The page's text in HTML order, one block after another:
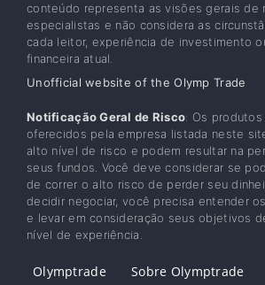
conteúdo representa as visões gerais de
especialistas e não considera as
cada leitor, experiência de investimento
financeira atual.
Unofficial website of the Olymp Trade
Notificação Geral de Risco: Os
oferecidos pela empresa listada neste
alto nível de risco e podem resultar na
seus fundos. Você deve considerar se
de correr o alto risco de perder seu
decidir negociar, você precisa entender
e levar em consideração seus objetivos
nível de experiência.
Olymptrade
Sobre Olymptrade